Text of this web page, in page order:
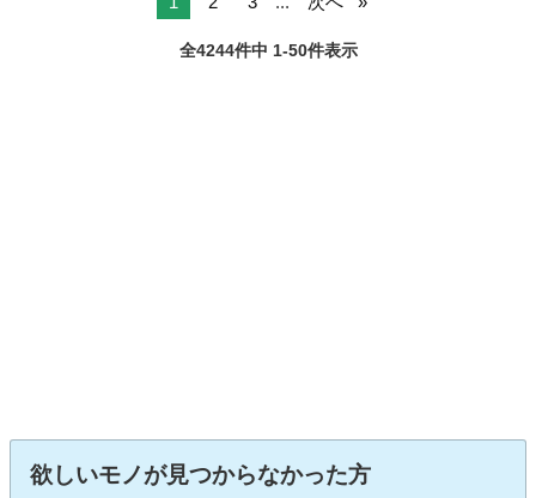
全4244件中 1-50件表示
欲しいモノが見つからなかった方